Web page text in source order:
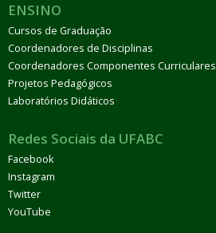
ENSINO
Cursos de Graduação
Coordenadores de Disciplinas
Coordenadores Componentes Curriculares
Projetos Pedagógicos
Laboratórios Didáticos
Redes Sociais da UFABC
Facebook
Instagram
Twitter
YouTube